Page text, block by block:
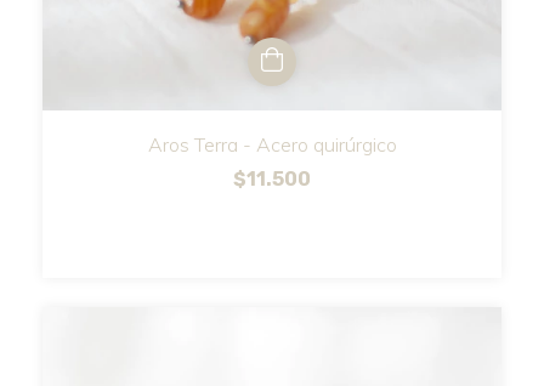
Aros Terra - Acero quirúrgico
$11.500